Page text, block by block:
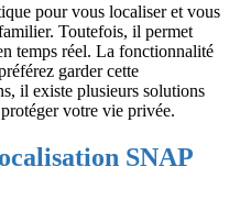
pour vous localiser et vous
Toutefois, il permet
temps réel. La fonctionnalité
garder cette
il existe plusieurs solutions
votre vie privée.
SNAP